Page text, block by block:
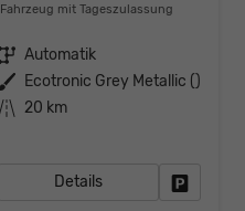
Fahrzeug mit Tageszulassung
Getriebe Automatik
Außenfarbe Ecotronic Grey Metallic ()
Kilometerstand 20 km
Details